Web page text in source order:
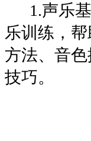
1.声乐基
乐训练，
方法、音
技巧。